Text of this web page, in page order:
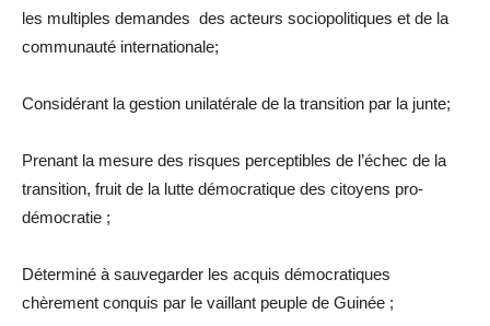
les multiples demandes des acteurs sociopolitiques et de la
communauté internationale;
Considérant la gestion unilatérale de la transition par la junte;
Prenant la mesure des risques perceptibles de l’échec de la
transition, fruit de la lutte démocratique des citoyens pro-
démocratie ;
Déterminé à sauvegarder les acquis démocratiques
chèrement conquis par le vaillant peuple de Guinée ;